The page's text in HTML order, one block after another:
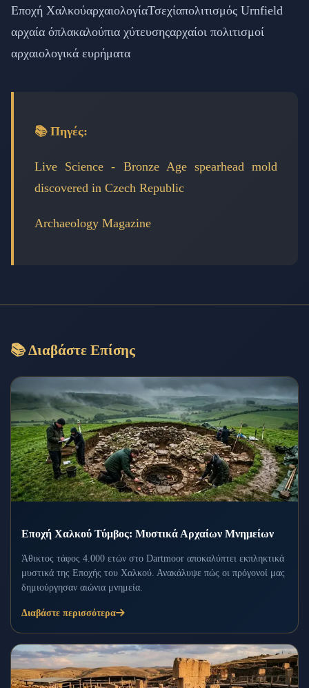
Εποχή ΧαλκούαρχαιολογίαΤσεχίαπολιτισμός Urnfield
αρχαία όπλακαλούπια χύτευσηςαρχαίοι πολιτισμοί
αρχαιολογικά ευρήματα
📚 Πηγές:
Live Science - Bronze Age spearhead mold
discovered in Czech Republic
Archaeology Magazine
📚 Διαβάστε Επίσης
Εποχή Χαλκού Τύμβος: Μυστικά Αρχαίων Μνημείων
Άθικτος τάφος 4.000 ετών στο Dartmoor αποκαλύπτει εκπληκτικά
μυστικά της Εποχής του Χαλκού. Ανακάλυψε πώς οι πρόγονοί μας
δημιούργησαν αιώνια μνημεία.
Διαβάστε περισσότερα